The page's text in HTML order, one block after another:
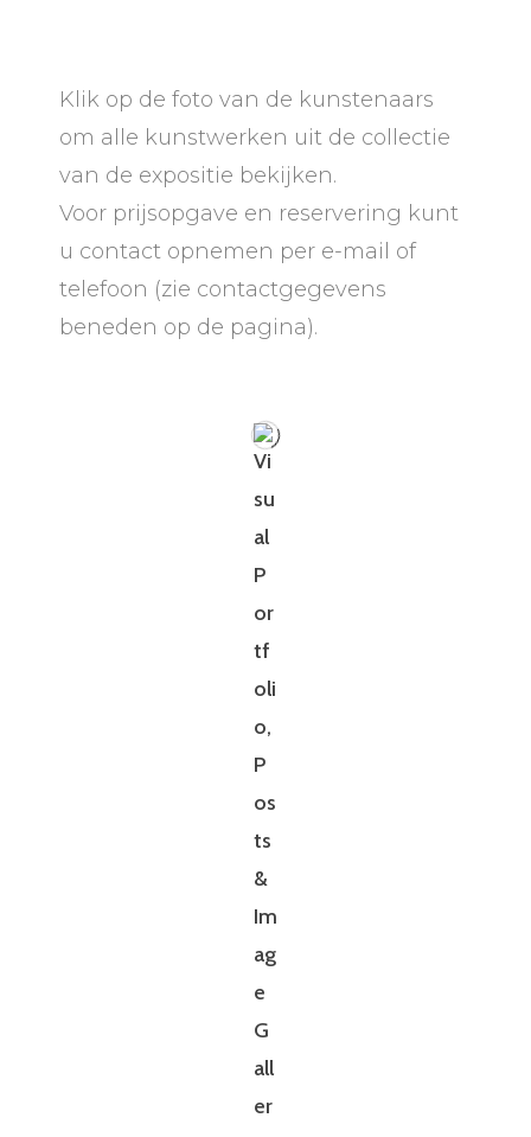
Klik op de foto van de kunstenaars
om alle kunstwerken uit de collectie
van de expositie bekijken.
Voor prijsopgave en reservering kunt
u contact opnemen per e-mail of
telefoon (zie contactgegevens
beneden op de pagina).